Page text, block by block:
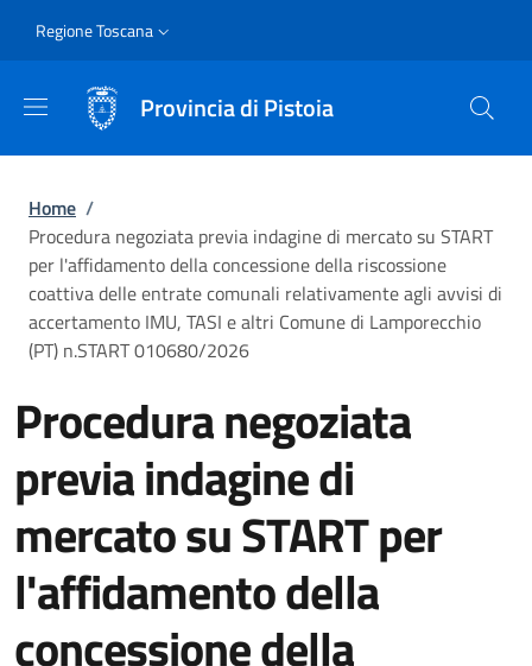
Slim
Regione Toscana
Provincia di Pistoia
Briciole di pane
Home /
Procedura negoziata previa indagine di mercato su START
per l'affidamento della concessione della riscossione
coattiva delle entrate comunali relativamente agli avvisi di
accertamento IMU, TASI e altri Comune di Lamporecchio
(PT) n.START 010680/2026
Procedura negoziata
previa indagine di
mercato su START per
l'affidamento della
concessione della